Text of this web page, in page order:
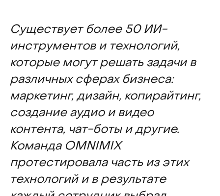
Существует более 50 ИИ-
инструментов и технологий,
которые могут решать задачи в
различных сферах бизнеса:
маркетинг, дизайн, копирайтинг,
создание аудио и видео
контента, чат-боты и другие.
Команда OMNIMIX
протестировала часть из этих
технологий и в результате